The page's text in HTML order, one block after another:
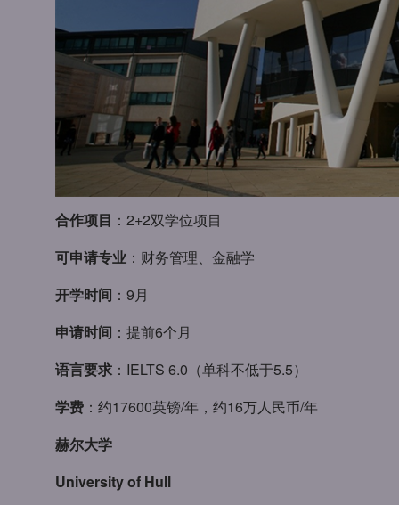
合作项目 ：2+2双学位项目
可申请专业 ：财务管理、金融学
开学时间 ：9月
申请时间 ：提前6个月
语言要求 ：IELTS 6.0（单科不低于5.5）
学费 ：约17600英镑/年，约16万人民币/年
赫尔大学
University of Hull